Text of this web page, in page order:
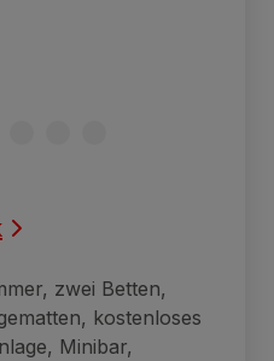
zwei Betten,
kostenloses
Minibar,